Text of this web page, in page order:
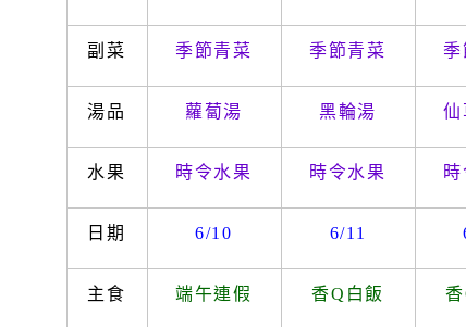
副菜 季節青菜 季節青菜 季
湯品 蘿蔔湯 黑輪湯 仙
水果 時令水果 時令水果
日期 6/10 6/11
主食 端午連假 香Q 白飯 香